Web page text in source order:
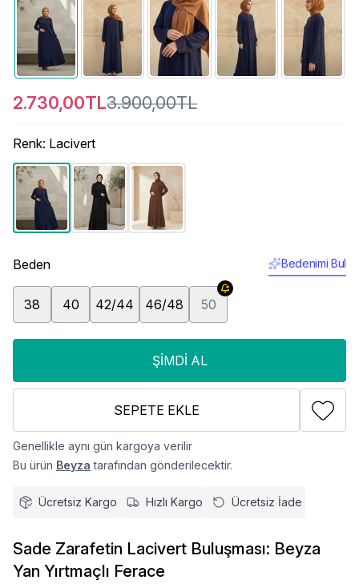
2.730,00TL3.900,00TL
Renk: Lacivert
Beden Bedenimi Bul
38 40 42/44 46/48 50
ŞIMDI AL
SEPETE EKLE
Genellikle aynı gün kargoya verilir
Bu ürün Beyza tarafından gönderilecektir.
Ücretsiz Kargo Hızlı Kargo Ücretsiz İade
Sade Zarafetin Lacivert Buluşması: Beyza
Yan Yırtmaçlı Ferace